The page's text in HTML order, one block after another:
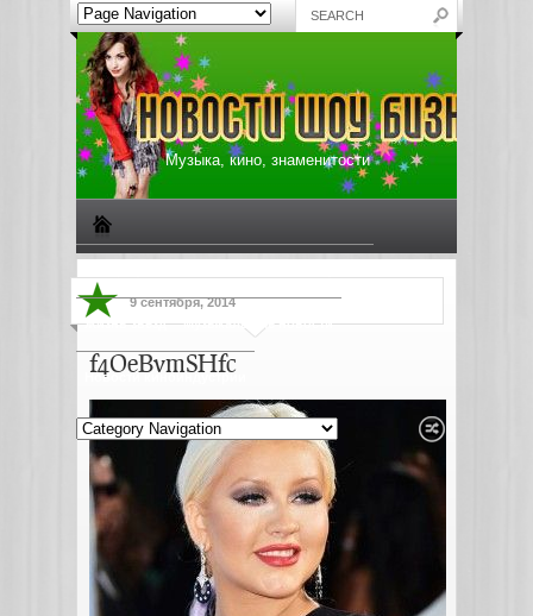
Музыка, кино, знаменитости
Жизнь звезд Музыкальные новости
Новости киноиндустрии
9 сентября, 2014
f4OeBvmSHfc